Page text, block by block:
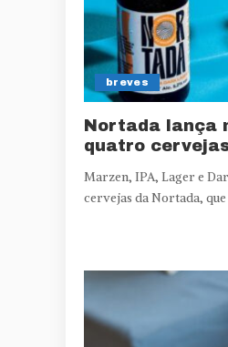
breves
Nortada lança
quatro
Marzen, IPA, Lager e
cervejas da Nortada,